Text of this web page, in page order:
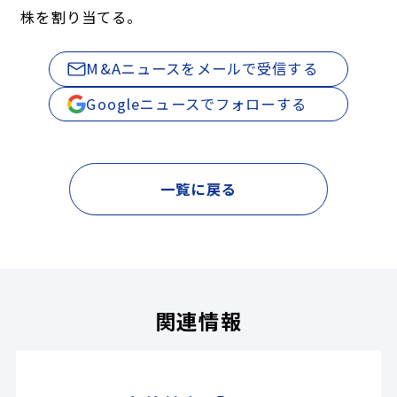
株を割り当てる。
M&Aニュースをメールで受信する
Googleニュースでフォローする
一覧に戻る
関連情報